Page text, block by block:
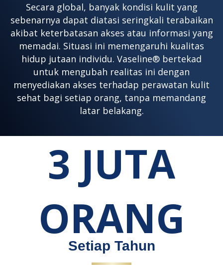
Secara global, banyak kondisi kulit yang
sebenarnya dapat diatasi seringkali terabaikan
akibat keterbatasan akses atau informasi yang
memadai. Situasi ini memengaruhi kualitas
hidup jutaan individu. Vaseline® bertekad
untuk mengubah realitas ini dengan
menyediakan akses terhadap perawatan kulit
sehat bagi setiap orang, tanpa memandang
latar belakang.
3 JUTA
ORANG
TARGET 3 JUTA ORANG
Setiap Tahun